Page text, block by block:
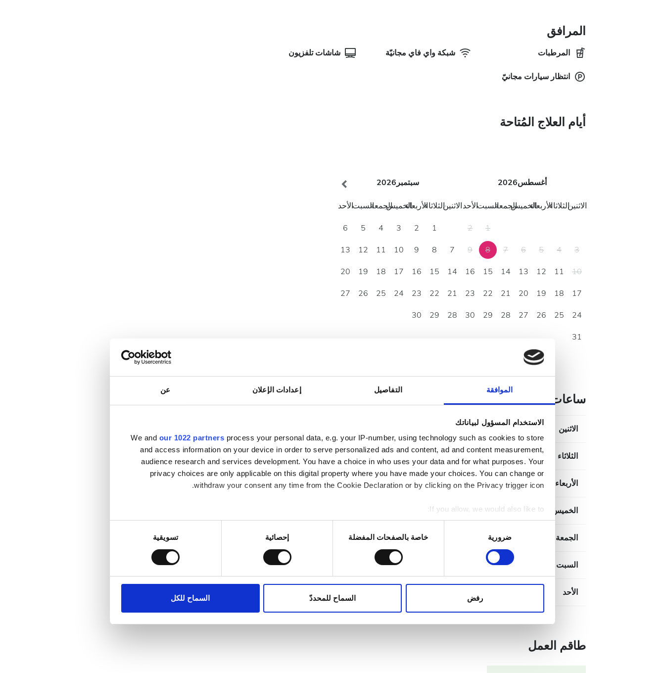
الموافقة التفاصيل إعدادات الإعلان عن
الاستخدام المسؤول لبياناتك
We and our 1022 partners process your personal data, e.g. your IP-number, using technology such as cookies to store
and access information on your device in order to serve personalized ads and content, ad and content measurement,
audience research and services development. You have a choice in who uses your data and for what purposes. Your
privacy choices are only applicable on this digital property where you have made your choices. You can change or
withdraw your consent any time from the Cookie Declaration or by clicking on the Privacy trigger icon.
If you allow, we would also like to:
Collect information about your geographical location which can be accurate to within several meters
Identify your device by actively scanning it for specific characteristics (fingerprinting)
Find out more about how your personal data is processed and set your preferences in thedetails section
الواردة إلينا. إضافةً إلى ذلك، فنحن نشارك المعلومات حول استخدامك لموقعنا مع شركائنا من الشبكات الاجتماعية وشركاء
الإعلانات وتحليل البيانات الذين يمكنهم إضافة هذه المعلومات إلى معلومات أخرى تقدمها لهم أو معلومات أخرى يحصلون عليها من
ضرورية خاصة بالصفحات المفضلة إحصائية تسويقية
رفض السماح للمحددّ السماح للكل
المرافق
المرطبات شبكة واي فاي مجانيّة شاشات تلفزيون
انتظار سيارات مجانيّ
أيام العلاج المُتاحة
أغسطس2026
الاثنينالثلاثاءالأربعاءالخميسالجمعةالسبتالأحد
1
2
3
4
5
6
7
8
9
10
11
12
13
14
15
16
17
18
19
20
21
22
23
24
25
26
27
28
29
30
31
سبتمبر2026
الاثنينالثلاثاءالأربعاءالخميسالجمعةالسبتالأحد
1
2
3
4
5
6
7
8
9
10
11
12
13
14
15
16
17
18
19
20
21
22
23
24
25
26
27
28
29
30
ساعات العمل
الاثنين
الثلاثاء 05:00 - 20:30
الأربعاء 05:00 - 20:30
الخميس 05:00 - 20:30
الجمعة 05:00 - 20:30
السبت
الأحد
طاقم العمل